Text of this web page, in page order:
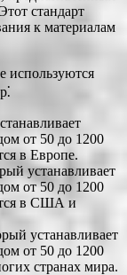
стандарт
к материалам
используются
от 50 до 1200
в Европе.
устанавливает
от 50 до 1200
в США и
устанавливает
от 50 до 1200
странах мира.